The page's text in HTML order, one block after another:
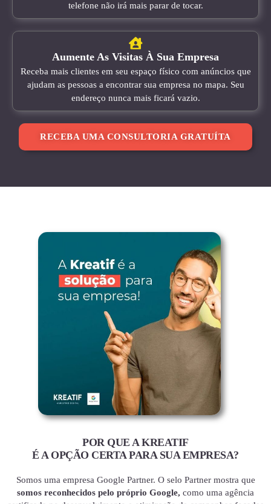
telefone não irá mais parar de tocar.
Aumente As Visitas À Sua Empresa
Receba mais clientes em seu espaço físico com anúncios que
ajudam as pessoas a encontrar sua empresa no mapa. Seu
endereço nunca mais ficará vazio.
RECEBA UMA CONSULTORIA GRATUÍTA
POR QUE A KREATIF
É A OPÇÃO CERTA PARA SUA EMPRESA?
Somos uma empresa Google Partner. O selo Partner mostra que
somos reconhecidos pelo próprio Google, como uma agência